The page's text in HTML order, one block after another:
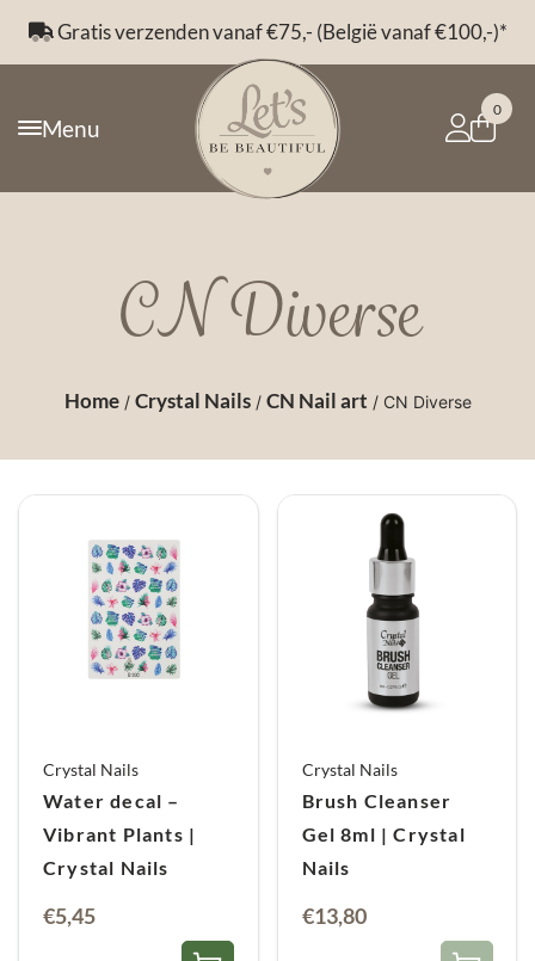
Gratis verzenden vanaf €75,- (België vanaf €100,-)*
Menu
0
CN Diverse
Home/ Crystal Nails/ CN Nail art / CN Diverse
Crystal Nails
Water decal –
Vibrant Plants |
Crystal Nails
€5,45
Crystal Nails
Brush Cleanser
Gel 8ml | Crystal
Nails
€13,80